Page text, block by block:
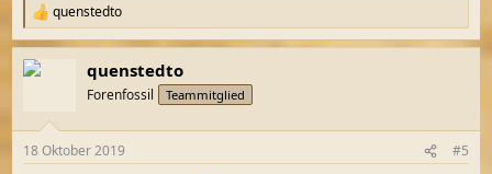
R
e
a
k
e
quenstedto
quenstedto
Forenfossil Teammitglied
18 Oktober 2019 #5